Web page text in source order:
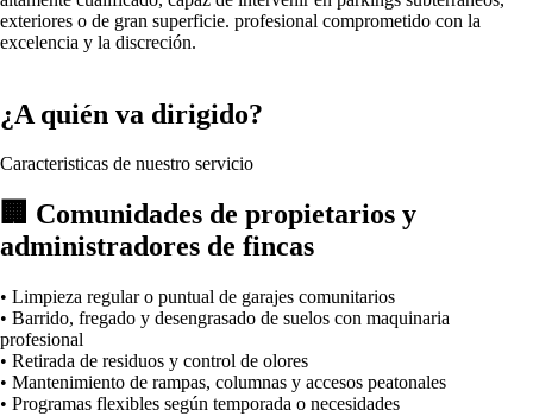
exteriores o de gran superficie. profesional comprometido con la
excelencia y la discreción.
¿A quién va dirigido?
Caracteristicas de nuestro servicio
🏢 Comunidades de propietarios y
administradores de fincas
• Limpieza regular o puntual de garajes comunitarios
• Barrido, fregado y desengrasado de suelos con maquinaria
profesional
• Retirada de residuos y control de olores
• Mantenimiento de rampas, columnas y accesos peatonales
• Programas flexibles según temporada o necesidades